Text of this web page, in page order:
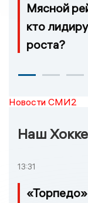
Мясной
кто
роста?
Новости СМИ2
Наш
13:31